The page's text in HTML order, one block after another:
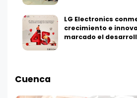
LG Electronics
crecimiento e
marcado el
Cuenca